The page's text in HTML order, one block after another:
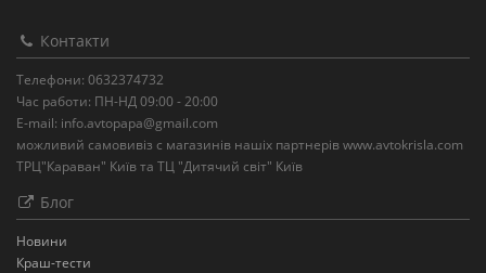
Контакти
Телефони: 0632374732
Час работи: ПН-НД 09:00 - 20:00
E-mail: info.avtopapa@gmail.com
можливий самовивіз с магазинів нашіх партнерів www.avtokrisla.com
ТРЦ"Караван" Київ та ТЦ "Дитячий світ" Київ
Блог
Новини
Краш-тести